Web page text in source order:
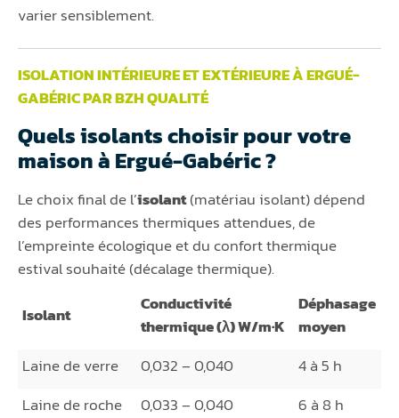
varier sensiblement.
ISOLATION INTÉRIEURE ET EXTÉRIEURE À ERGUÉ-
GABÉRIC PAR BZH QUALITÉ
Quels isolants choisir pour votre
maison à Ergué-Gabéric ?
Le choix final de l’isolant(matériau isolant) dépend
des performances thermiques attendues, de
l’empreinte écologique et du confort thermique
estival souhaité (décalage thermique).
Isolant
Conductivité
thermique (λ) W/m·K
Déphasage
moyen
Laine de verre
0,032 – 0,040
4 à 5 h
Laine de roche
0,033 – 0,040
6 à 8 h